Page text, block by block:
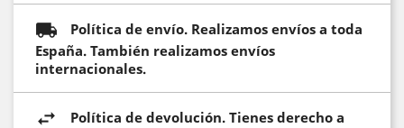
Política de envío. Realizamos envíos a toda
España. También realizamos envíos
internacionales.
Política de devolución. Tienes derecho a